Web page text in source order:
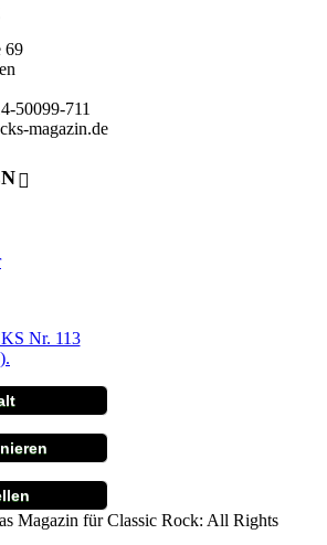
69
50099-711
magazin.de
Magazin für Classic Rock: All Rights